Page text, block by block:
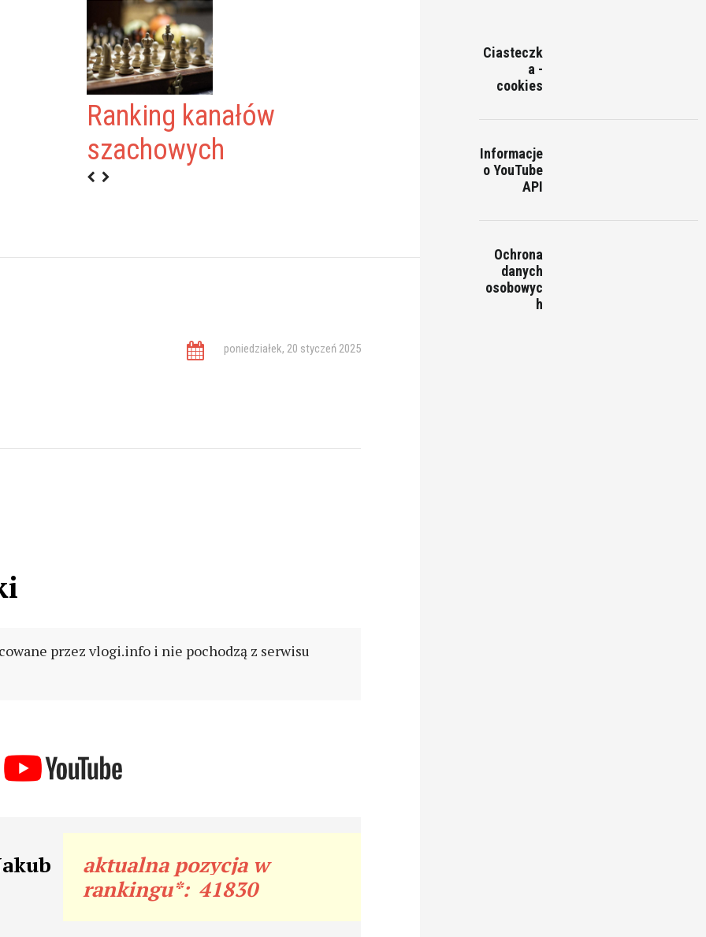
Ranking kanałów
szachowych
poniedziałek, 20 styczeń 2025
przez vlogi.info i nie pochodzą z serwisu
aktualna pozycja w
rankingu*: 41830
Ciasteczk
a -
cookies
Informacje
o YouTube
API
Ochrona
danych
osobowyc
h